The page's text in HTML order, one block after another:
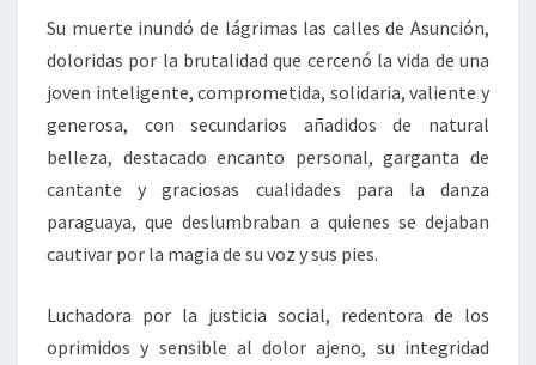
Su muerte inundó de lágrimas las calles de Asunción,
doloridas por la brutalidad que cercenó la vida de una
joven inteligente, comprometida, solidaria, valiente y
generosa, con secundarios añadidos de natural
belleza, destacado encanto personal, garganta de
cantante y graciosas cualidades para la danza
paraguaya, que deslumbraban a quienes se dejaban
cautivar por la magia de su voz y sus pies.
Luchadora por la justicia social, redentora de los
oprimidos y sensible al dolor ajeno, su integridad